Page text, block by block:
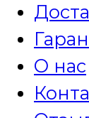
О нас